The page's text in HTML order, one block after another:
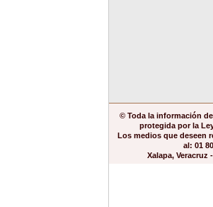
© Toda la información
protegida por la
Los medios que deseen
al: 01
Xalapa, Veracruz